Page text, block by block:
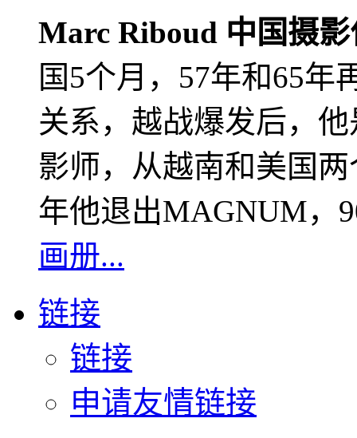
Marc Riboud 中国摄
国5个月，57年和65年
关系，越战爆发后，
影师，从越南和美国
年他退出MAGNUM，
画册...
链接
链接
申请友情链接